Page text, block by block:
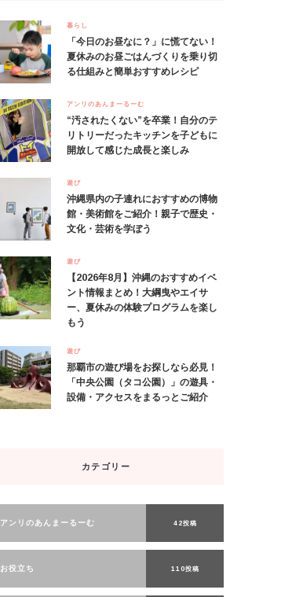
暮らし
「今日のお昼なに？」に慌てない！
夏休みのお昼ごはんづくりを乗り切
る仕組みと簡単おすすめレシピ
アンリのあんまーるーむ
“汚されたくない”を卒業！自分のテ
リトリーだったキッチンを子どもに
開放して感じた成長と楽しみ
遊び
沖縄県内の子連れにおすすめの博物
館・美術館をご紹介！親子で歴史・
文化・芸術を学ぼう
遊び
【2026年8月】沖縄のおすすめイベ
ント情報まとめ！大綱曳やエイサ
ー、夏休みの体験プログラムを楽し
もう
遊び
那覇市の遊び場をお探しなら必見！
「中央公園（タコ公園）」の遊具・
設備・アクセスをまるっとご紹介
カテゴリー
アンリのあんまーるーむ 42投稿
お役立ち 110投稿